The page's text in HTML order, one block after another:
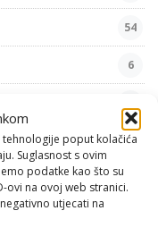
poput kolačića
Suglasnost s ovim
podatke kao što su
ovi na ovoj web stranici.
utjecati na
54
6
26